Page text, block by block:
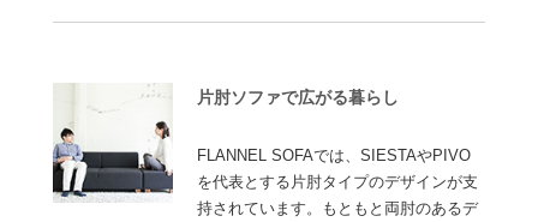
片肘ソファで広がる暮らし
FLANNEL SOFAでは、SIESTAやPIVO
を代表とする片肘タイプのデザインが支
持されています。もともと両肘のあるデ